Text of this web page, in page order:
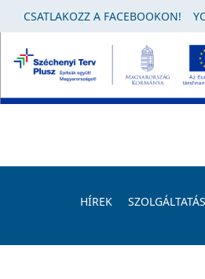
CSATLAKOZZ A FACEBOOKON!
HÍREK